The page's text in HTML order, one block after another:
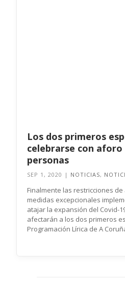
Los dos primeros
celebrarse con
personas
SEP 1, 2020 | NOTICIAS,
Finalmente las restricciones
medidas excepcionales
atajar la expansión del Covid-
afectarán a los dos primeros
Programación Lírica de A